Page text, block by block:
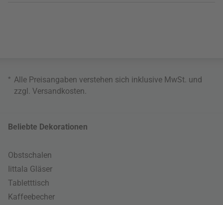
* Alle Preisangaben verstehen sich inklusive MwSt. und
zzgl. Versandkosten.
Beliebte Dekorationen
Obstschalen
Iittala Gläser
Tabletttisch
Kaffeebecher